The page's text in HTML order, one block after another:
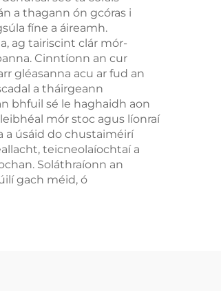
a thagann ón gcóras i
fíne a áireamh.
ag tairiscint clár mór-
Cinntíonn an cur
gléasanna acu ar fud an
a tháirgeann
bhfuil sé le haghaidh aon
mór stoc agus líonraí
a úsáid do chustaiméirí
teicneolaíochtaí a
Soláthraíonn an
gach méid, ó